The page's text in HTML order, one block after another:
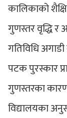
कालिकाको
गुणस्तर वृद्धि र
गतिविधि
पटक पुरस्कार
गुणस्तरका कारण
विद्यालयका